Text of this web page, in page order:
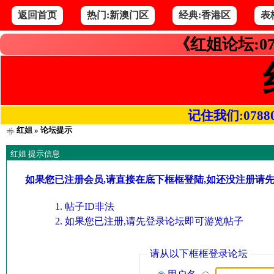
返回首页 热门:新澳门区 经典:香港区 表
《红姐论坛
记住我们
红姐» 论坛提示
红姐 提示信息
如果您已注册会员,请直接在底下框框登陆,如还没注册请
帖子ID非法
如果您已注册,请先登录论坛即可游览帖子
请从以下框框登录论坛